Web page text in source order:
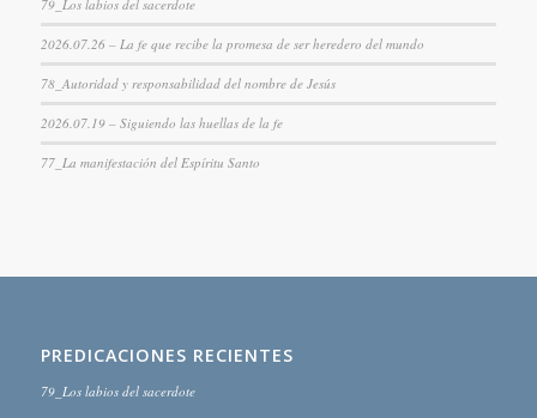
79_Los labios del sacerdote
2026.07.26 – La fe que recibe la promesa de ser heredero del mundo
78_Autoridad y responsabilidad del nombre de Jesús
2026.07.19 – Siguiendo las huellas de la fe
77_La manifestación del Espíritu Santo
PREDICACIONES RECIENTES
79_Los labios del sacerdote